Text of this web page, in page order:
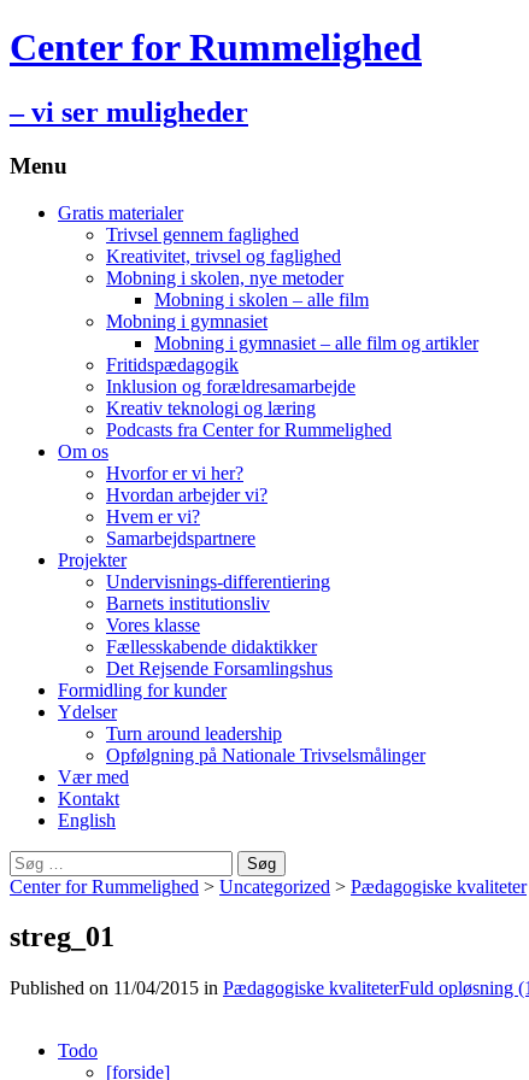
Center for Rummelighed
– vi ser muligheder
Menu
Hop
Gratis materialer
Trivsel gennem faglighed
Kreativitet, trivsel og faglighed
Mobning i skolen, nye metoder
Mobning i skolen – alle film
Mobning i gymnasiet
Mobning i gymnasiet – alle film og artikler
Fritidspædagogik
Inklusion og forældresamarbejde
Kreativ teknologi og læring
Podcasts fra Center for Rummelighed
Om os
Hvorfor er vi her?
Hvordan arbejder vi?
Hvem er vi?
Samarbejdspartnere
Projekter
Undervisnings-differentiering
Barnets institutionsliv
Vores klasse
Fællesskabende didaktikker
Det Rejsende Forsamlingshus
Formidling for kunder
Ydelser
Turn around leadership
Opfølgning på Nationale Trivselsmålinger
Vær med
Kontakt
English
Søg
efter:
Center for Rummelighed > Uncategorized > Pædagogiske kvaliteter
streg_01
Published on 11/04/2015 in Pædagogiske kvaliteterFuld opløsning
Todo
[forside]